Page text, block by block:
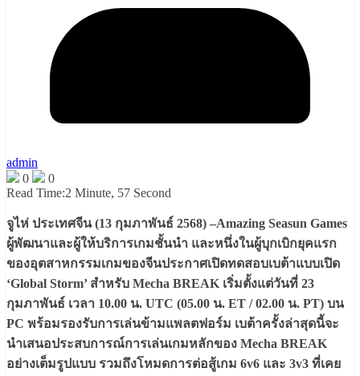
admin
0
0
Read Time:2 Minute, 57 Second
จูไห่ ประเทศจีน (13 กุมภาพันธ์ 2568) –Amazing Seasun Games
ผู้พัฒนาและผู้ให้บริการเกมชั้นนำ และหนึ่งในผู้บุกเบิกยุคแรก
ของอุตสาหกรรมเกมของจีนประกาศเปิดทดสอบเบต้าแบบเปิด
‘Global Storm’ สำหรับ Mecha BREAK เริ่มตั้งแต่วันที่ 23
กุมภาพันธ์ เวลา 10.00 น. UTC (05.00 น. ET / 02.00 น. PT) บน
PC พร้อมรองรับการเล่นข้ามแพลตฟอร์ม เบต้าครั้งล่าสุดนี้จะ
นำเสนอประสบการณ์การเล่นเกมหลักของ Mecha BREAK
อย่างเต็มรูปแบบ รวมถึงโหมดการต่อสู้เกม 6v6 และ 3v3 ที่เคย